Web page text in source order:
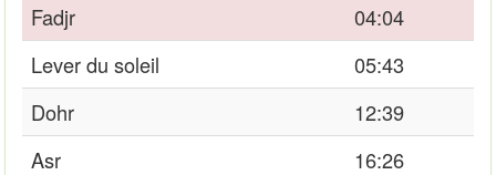
Fadjr
04:04
Lever du soleil
05:43
Dohr
12:39
Asr
16:26